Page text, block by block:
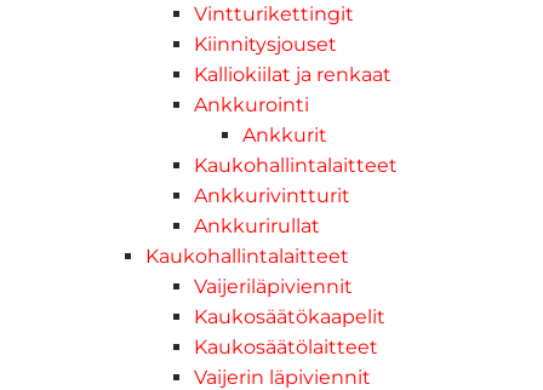
Vintturikettingit
Kiinnitysjouset
Kalliokiilat ja renkaat
Ankkurointi
Ankkurit
Kaukohallintalaitteet
Ankkurivintturit
Ankkurirullat
Kaukohallintalaitteet
Vaijeriläpiviennit
Kaukosäätökaapelit
Kaukosäätölaitteet
Vaijerin läpiviennit